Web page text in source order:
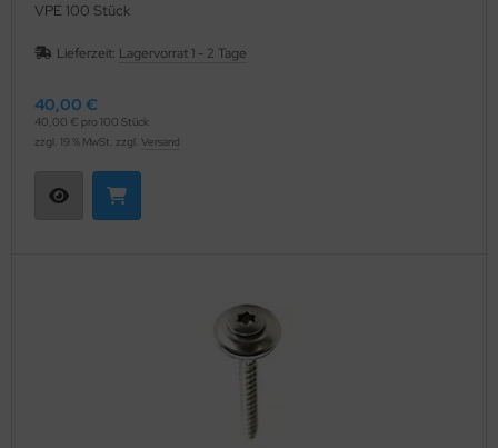
VPE 100 Stück
Lieferzeit: Lagervorrat 1 - 2 Tage
40,00 €
40,00 € pro 100 Stück
zzgl. 19 % MwSt. zzgl. Versand